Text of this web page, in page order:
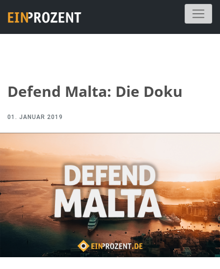
Defend Malta: Die Doku
01. JANUAR 2019